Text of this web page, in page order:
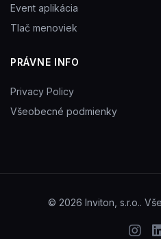
Event aplikácia
Tlač menoviek
PRÁVNE INFO
Privacy Policy
Všeobecné podmienky
© 2026 Inviton, s.r.o..